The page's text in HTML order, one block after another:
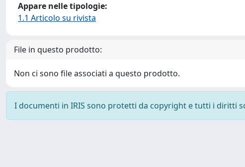
Appare nelle tipologie:
1.1 Articolo su rivista
File in questo prodotto:
Non ci sono file associati a questo prodotto.
I documenti in IRIS sono protetti da copyright e tutti i diritti